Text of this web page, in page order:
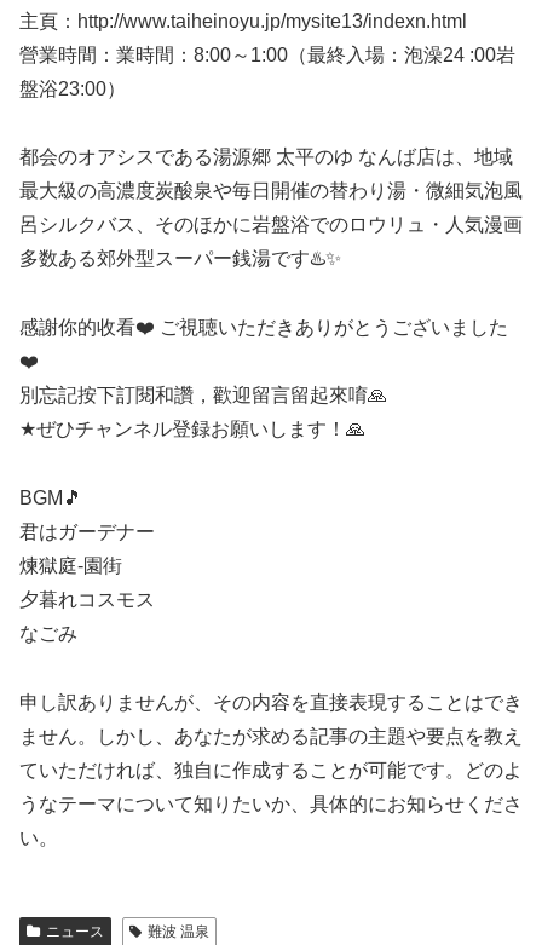
主頁：http://www.taiheinoyu.jp/mysite13/indexn.html
營業時間：業時間：8:00～1:00（最終入場：泡澡24 :00岩
盤浴23:00）
都会のオアシスである湯源郷 太平のゆ なんば店は、地域
最大級の高濃度炭酸泉や毎日開催の替わり湯・微細気泡風
呂シルクバス、そのほかに岩盤浴でのロウリュ・人気漫画
多数ある郊外型スーパー銭湯です♨️✨
感謝你的收看❤️ ご視聴いただきありがとうございました
❤️
別忘記按下訂閱和讚，歡迎留言留起來唷🙏
★ぜひチャンネル登録お願いします！🙏
BGM🎵
君はガーデナー
煉獄庭-園街
夕暮れコスモス
なごみ
申し訳ありませんが、その内容を直接表現することはでき
ません。しかし、あなたが求める記事の主題や要点を教え
ていただければ、独自に作成することが可能です。どのよ
うなテーマについて知りたいか、具体的にお知らせくださ
い。
ニュース 難波 温泉